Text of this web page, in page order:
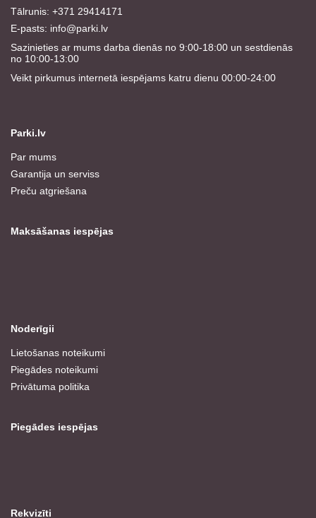
Tālrunis: +371 29414171
E-pasts: info@parki.lv
Sazinieties ar mums darba dienās no 9:00-18:00 un sestdienās
no 10:00-13:00
Veikt pirkumus internetā iespējams katru dienu 00:00-24:00
Parki.lv
Par mums
Garantija un serviss
Preču atgriešana
Maksāšanas iespējas
Noderīgii
Lietošanas noteikumi
Piegādes noteikumi
Privātuma politika
Piegādes iespējas
Rekvizīti